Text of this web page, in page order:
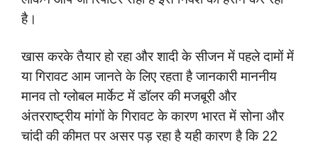
है।
खास करके तैयार हो रहा और शादी के सीजन में पहले दामों में
या गिरावट आम जानते के लिए रहता है जानकारी माननीय
मानव तो ग्लोबल मार्केट में डॉलर की मजबूरी और
अंतरराष्ट्रीय मांगों के गिरावट के कारण भारत में सोना और
चांदी की कीमत पर असर पड़ रहा है यही कारण है कि 22